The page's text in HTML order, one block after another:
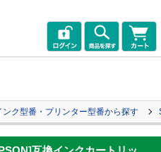
ク型番・プリンター型番から探す